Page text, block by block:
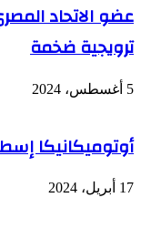
عضو الاتحاد
ترويجية ضخمة
5 أغسطس، 2024
أوتوميكانيكا إسطنبول 2024
17 أبريل، 2024